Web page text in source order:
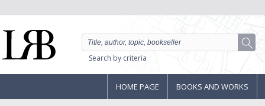
Search by criteria
HOME PAGE BOOKS AND WORKS